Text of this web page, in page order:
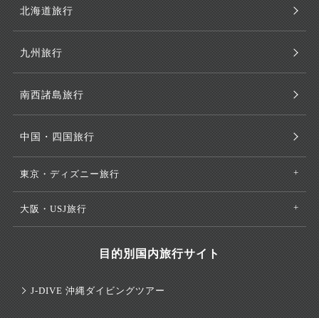
北海道旅行
九州旅行
南西諸島旅行
中国・四国旅行
東京・ディズニー旅行
大阪・USJ旅行
目的別国内旅行サイト
J-DIVE 沖縄ダイビングツアー